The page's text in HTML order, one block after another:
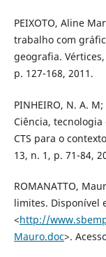
PEIXOTO, Aline
trabalho com
geografia. Vértices,
p. 127-168, 2011.
PINHEIRO, N. A. M;
Ciência,
CTS para o
13, n. 1, p. 71-84,
ROMANATTO,
limites. Disponível
<http://
Mauro.doc>.